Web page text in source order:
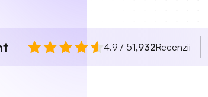
4.9 / 51,932Recenzii